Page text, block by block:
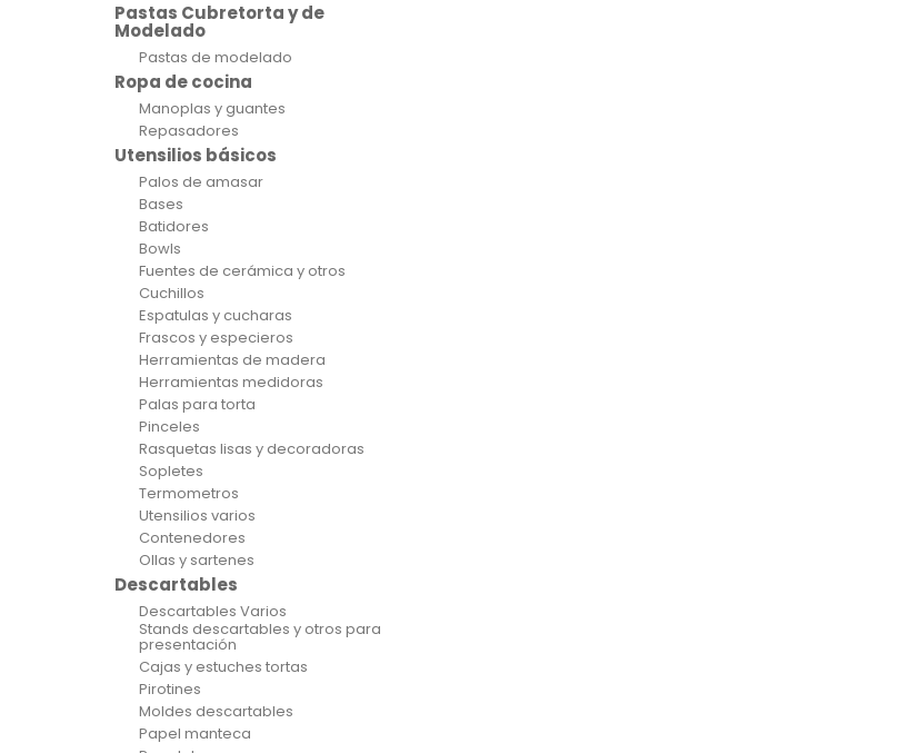
Pastas Cubretorta y de
Modelado
Pastas de modelado
Ropa de cocina
Manoplas y guantes
Repasadores
Utensilios básicos
Palos de amasar
Bases
Batidores
Bowls
Fuentes de cerámica y otros
Cuchillos
Espatulas y cucharas
Frascos y especieros
Herramientas de madera
Herramientas medidoras
Palas para torta
Pinceles
Rasquetas lisas y decoradoras
Sopletes
Termometros
Utensilios varios
Contenedores
Ollas y sartenes
Descartables
Descartables Varios
Stands descartables y otros para
presentación
Cajas y estuches tortas
Pirotines
Moldes descartables
Papel manteca